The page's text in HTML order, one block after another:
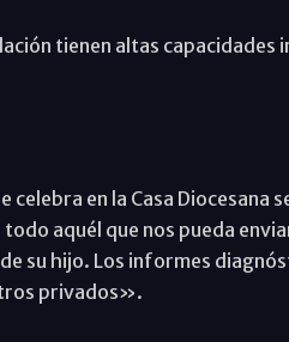
tienen altas capacidades
en la Casa Diocesana
aquél que nos pueda
su hijo. Los informes
privados».